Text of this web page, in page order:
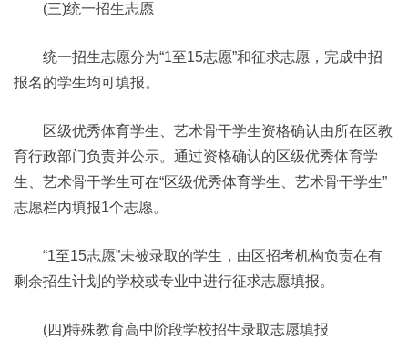
(三)统一招生志愿
统一招生志愿分为“1至15志愿”和征求志愿，完成中招
报名的学生均可填报。
区级优秀体育学生、艺术骨干学生资格确认由所在区教
育行政部门负责并公示。通过资格确认的区级优秀体育学
生、艺术骨干学生可在“区级优秀体育学生、艺术骨干学生”
志愿栏内填报1个志愿。
“1至15志愿”未被录取的学生，由区招考机构负责在有
剩余招生计划的学校或专业中进行征求志愿填报。
(四)特殊教育高中阶段学校招生录取志愿填报